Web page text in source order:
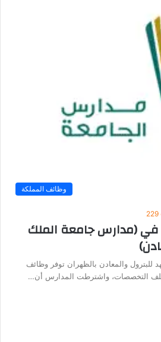
وظائف المملكة
229
في (مدارس جامعة الملك
والمعادن بالظهران توفر وظائف
التخصصات، واشترطت المدارس أن…